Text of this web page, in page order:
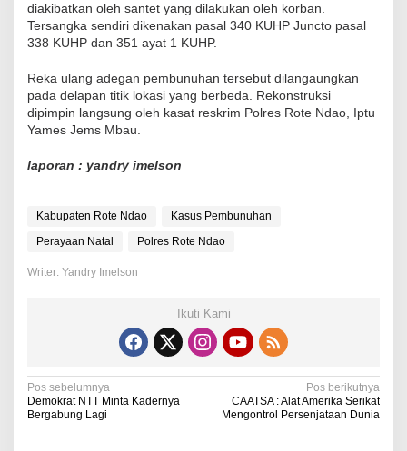
diakibatkan oleh santet yang dilakukan oleh korban.
Tersangka sendiri dikenakan pasal 340 KUHP Juncto pasal
338 KUHP dan 351 ayat 1 KUHP.
Reka ulang adegan pembunuhan tersebut dilangaungkan
pada delapan titik lokasi yang berbeda. Rekonstruksi
dipimpin langsung oleh kasat reskrim Polres Rote Ndao, Iptu
Yames Jems Mbau.
laporan : yandry imelson
Kabupaten Rote Ndao
Kasus Pembunuhan
Perayaan Natal
Polres Rote Ndao
Writer: Yandry Imelson
Ikuti Kami
N
a
Pos sebelumnya
Demokrat NTT Minta Kadernya
Bergabung Lagi
Pos berikutnya
CAATSA : Alat Amerika Serikat
Mengontrol Persenjataan Dunia